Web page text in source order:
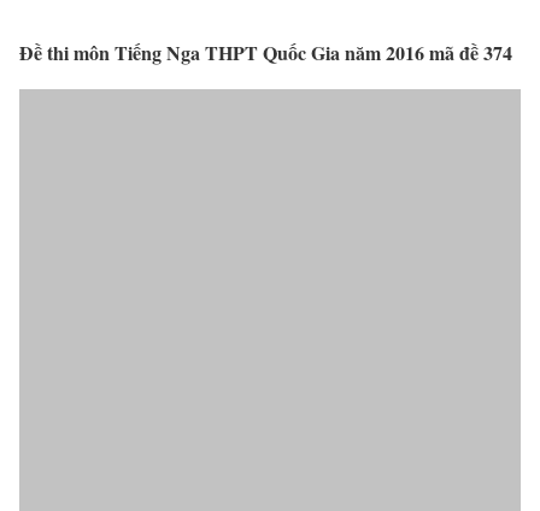
Đề thi môn Tiếng Nga THPT Quốc Gia năm 2016 mã đề 374